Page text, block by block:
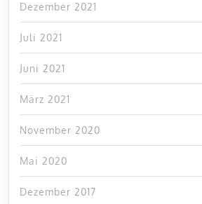
Dezember 2021
Juli 2021
Juni 2021
März 2021
November 2020
Mai 2020
Dezember 2017